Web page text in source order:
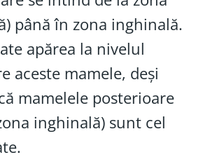
până în zona inghinală.
apărea la nivelul
aceste mamele, deși
mamelele posterioare
inghinală) sunt cel